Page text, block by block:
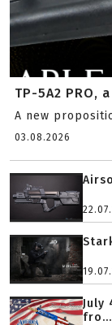
TP-5A2 PRO,
A new
03.08.2026
July
fro...